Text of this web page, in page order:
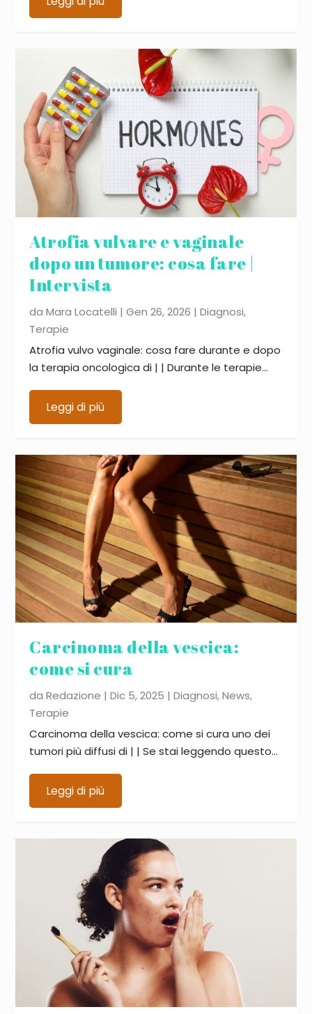
Atrofia vulvare e vaginale
dopo un tumore: cosa fare |
Intervista
daMara Locatelli |Gen 26, 2026 |Diagnosi,
Terapie
Atrofia vulvo vaginale: cosa fare durante e dopo
la terapia oncologica di | | Durante le terapie...
Leggi di più
Carcinoma della vescica:
come si cura
daRedazione |Dic 5, 2025 |Diagnosi,News,
Terapie
Carcinoma della vescica: come si cura uno dei
tumori più diffusi di | | Se stai leggendo questo...
Leggi di più